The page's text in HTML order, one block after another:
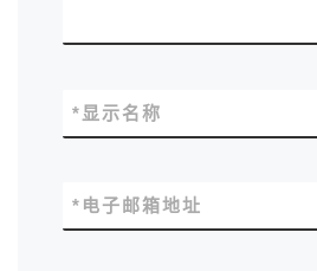
显示名称
*
电子邮箱地址
*